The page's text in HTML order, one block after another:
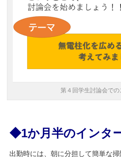
第４回学生討論会で
◆1か月半のインタ
出勤時には、朝に分担して簡単な